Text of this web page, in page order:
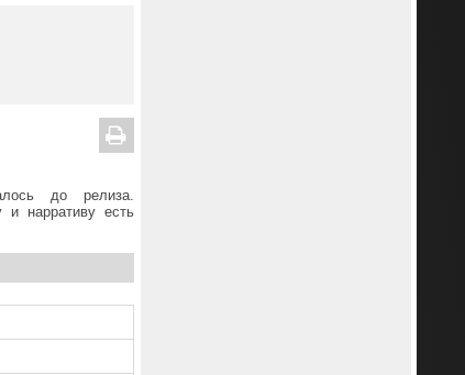
до релиза.
и нарративу есть